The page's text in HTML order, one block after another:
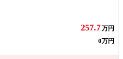
257.7万円
0万円